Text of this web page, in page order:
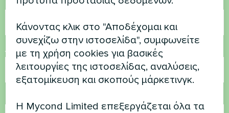
Αριθμός τηλεφώνου
Κάνοντας κλικ στο "Αποδέχομαι και
συνεχίζω στην ιστοσελίδα", συμφωνείτε
με τη χρήση cookies για βασικές
λειτουργίες της ιστοσελίδας, αναλύσεις,
εξατομίκευση και σκοπούς μάρκετινγκ.
Η Mycond Limited επεξεργάζεται όλα τα